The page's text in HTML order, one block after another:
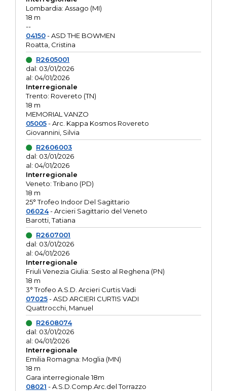
Lombardia: Assago (MI)
18 m
--
04150- ASD THE BOWMEN
Roatta, Cristina
R2605001
dal: 03/01/2026
al: 04/01/2026
Interregionale
Trento: Rovereto (TN)
18 m
MEMORIAL VANZO
05005- Arc. Kappa Kosmos Rovereto
Giovannini, Silvia
R2606003
dal: 03/01/2026
al: 04/01/2026
Interregionale
Veneto: Tribano (PD)
18 m
25° Trofeo Indoor Del Sagittario
06024- Arcieri Sagittario del Veneto
Barotti, Tatiana
R2607001
dal: 03/01/2026
al: 04/01/2026
Interregionale
Friuli Venezia Giulia: Sesto al Reghena (PN)
18 m
3° Trofeo A.S.D. Arcieri Curtis Vadi
07025- ASD ARCIERI CURTIS VADI
Quattrocchi, Manuel
R2608074
dal: 03/01/2026
al: 04/01/2026
Interregionale
Emilia Romagna: Moglia (MN)
18 m
Gara interregionale 18m
08021 - A.S.D.Comp.Arc.del Torrazzo